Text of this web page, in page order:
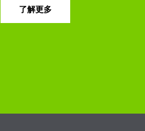
了解更多